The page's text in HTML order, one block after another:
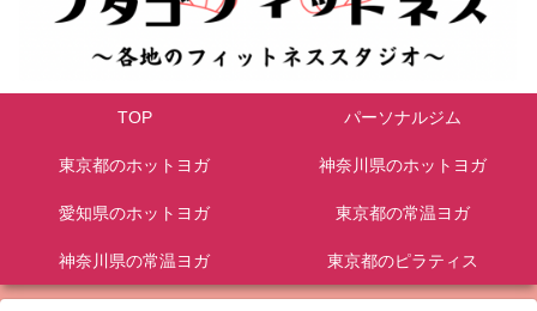
TOP パーソナルジム
東京都のホットヨガ 神奈川県のホットヨガ
愛知県のホットヨガ 東京都の常温ヨガ
神奈川県の常温ヨガ 東京都のピラティス